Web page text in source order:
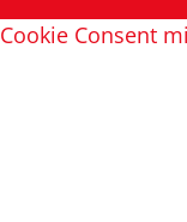
Cookie Consent